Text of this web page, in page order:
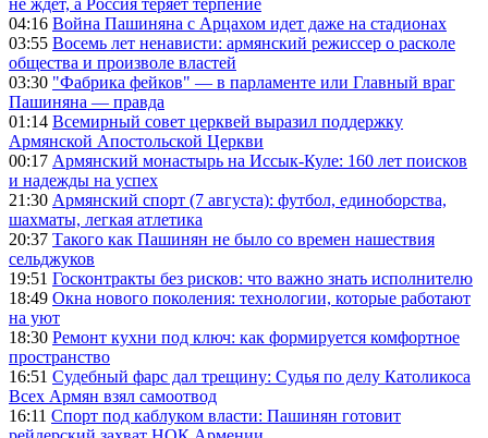
04:16 Война Пашиняна с Арцахом идет даже на стадионах
03:55 Восемь лет ненависти: армянский режиссер о расколе
общества и произволе властей
03:30 "Фабрика фейков" — в парламенте или Главный враг
Пашиняна — правда
01:14 Всемирный совет церквей выразил поддержку
Армянской Апостольской Церкви
00:17 Армянский монастырь на Иссык-Куле: 160 лет поисков
и надежды на успех
21:30 Армянский спорт (7 августа): футбол, единоборства,
шахматы, легкая атлетика
20:37 Такого как Пашинян не было со времен нашествия
сельджуков
19:51 Госконтракты без рисков: что важно знать исполнителю
18:49 Окна нового поколения: технологии, которые работают
на уют
18:30 Ремонт кухни под ключ: как формируется комфортное
пространство
16:51 Судебный фарс дал трещину: Судья по делу Католикоса
Всех Армян взял самоотвод
16:11 Спорт под каблуком власти: Пашинян готовит